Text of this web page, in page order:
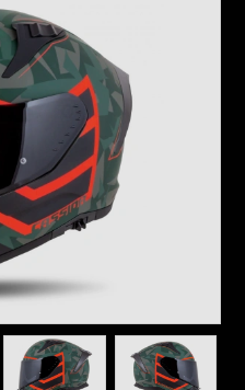
ALKATRÉSZEK
QUAD)
MOPED, QUAD)